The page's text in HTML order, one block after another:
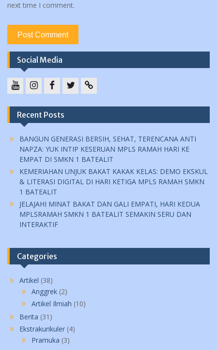
next time I comment.
Social Media
Recent Posts
BANGUN GENERASI BERSIH, SEHAT, TERENCANA ANTI
NAPZA: YUK INTIP KESERUAN MPLS RAMAH HARI KE
EMPAT DI SMKN 1 BATEALIT
KEMERIAHAN UNJUK BAKAT KAKAK KELAS: DEMO EKSKUL
& LITERASI DIGITAL DI HARI KETIGA MPLS RAMAH SMKN
1 BATEALIT
JELAJAHI MINAT BAKAT DAN GALI EMPATI, HARI KEDUA
MPLSRAMAH SMKN 1 BATEALIT SEMAKIN SERU DAN
INTERAKTIF
Categories
Artikel (38)
Anggrek (2)
Artikel Ilmiah (10)
Berita (31)
Ekstrakurikuler (4)
Pramuka (3)